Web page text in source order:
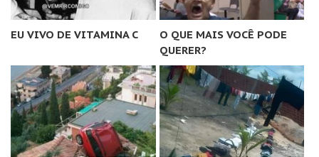
EU VIVO DE VITAMINA C
O QUE MAIS VOCÊ PODE
QUERER?